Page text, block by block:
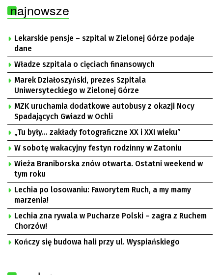
najnowsze
Lekarskie pensje – szpital w Zielonej Górze podaje
dane
Władze szpitala o cięciach finansowych
Marek Działoszyński, prezes Szpitala
Uniwersyteckiego w Zielonej Górze
MZK uruchamia dodatkowe autobusy z okazji Nocy
Spadających Gwiazd w Ochli
„Tu były… zakłady fotograficzne XX i XXI wieku”
W sobotę wakacyjny festyn rodzinny w Zatoniu
Wieża Braniborska znów otwarta. Ostatni weekend w
tym roku
Lechia po losowaniu: Faworytem Ruch, a my mamy
marzenia!
Lechia zna rywala w Pucharze Polski – zagra z Ruchem
Chorzów!
Kończy się budowa hali przy ul. Wyspiańskiego